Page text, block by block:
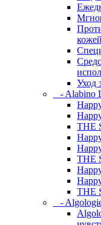
Уход
- Alabino
THE
THE
THE
-